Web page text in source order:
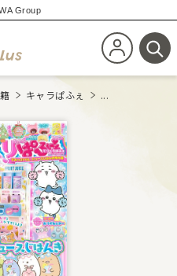
Group
新規会員登
検
キャラぱふぇ ...